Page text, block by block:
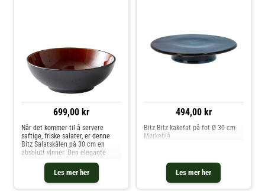
699,00 kr
Les mer her
Når det kommer til å servere
saftige, friske salater, er denne
Bitz Salatskålen på 30 cm en
absolutt vinner. Den elegante
ravgule innsiden sammen med
den matte svarte utsiden skaper
en visuell kontrast som er like
tiltalende for øyet som salatene
494,00 kr
Les mer her
Bitz Bitz kakefat på fot Ø 30 cm
Mørkeblå